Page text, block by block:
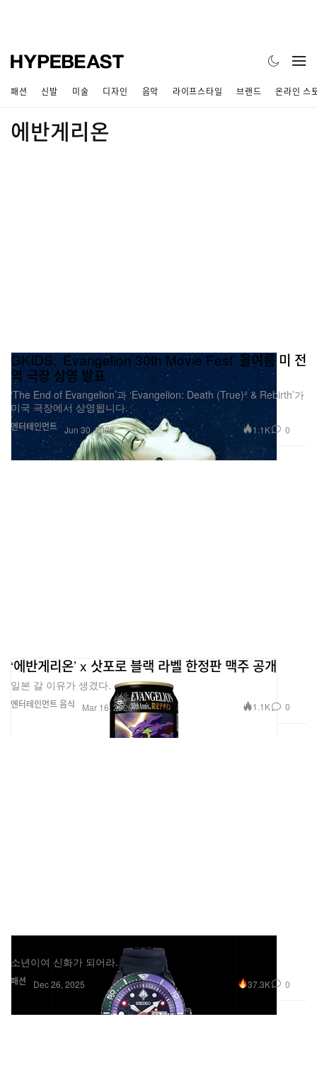
패션 신발 미술 디자인 음악 라이프스타일 브랜드 온라인 스
에반게리온
엔터테인먼트
GKIDS, ‘Evangelion 30th Movie Fest’ 올여름 미 전
역 극장 상영 발표
‘The End of Evangelion’과 ‘Evangelion: Death (True)² & Rebirth’가
미국 극장에서 상영됩니다.
Jun 30, 2026 1.1K 0
엔터테인먼트음식
‘에반게리온’ x 삿포로 블랙 라벨 한정판 맥주 공개
일본 갈 이유가 생겼다.
Mar 16, 2026 1.1K 0
패션
세이코 x ‘에반게리온’ 협업 시계 출시 정보
소년이여 신화가 되어라.
Dec 26, 2025 37.3K 0